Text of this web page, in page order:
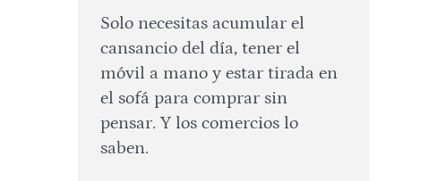
Solo necesitas acumular el
cansancio del día, tener el
móvil a mano y estar tirada en
el sofá para comprar sin
pensar. Y los comercios lo
saben.